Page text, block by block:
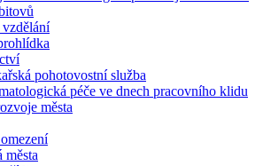
pohotovostní služba
péče ve dnech pracovního klidu
města
města